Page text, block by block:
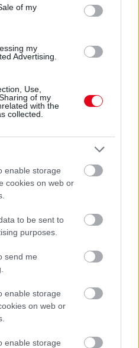
of my
my
Advertising.
Use,
of my
with the
collected.
enable storage
cookies on web or
to be sent to
purposes.
send me
enable storage
on web or
enable storage
apró reggeli tünetet ne
alá
gondolnád